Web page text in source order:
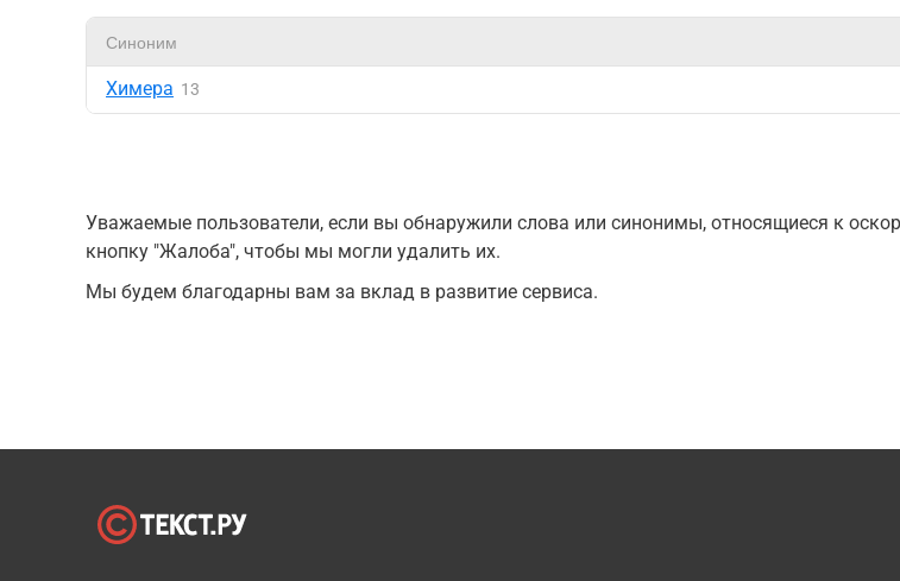
Синоним
Химера 13
Уважаемые пользователи, если вы обнаружили слова или синонимы, относящиеся к
кнопку "Жалоба", чтобы мы могли удалить их.
Мы будем благодарны вам за вклад в развитие сервиса.